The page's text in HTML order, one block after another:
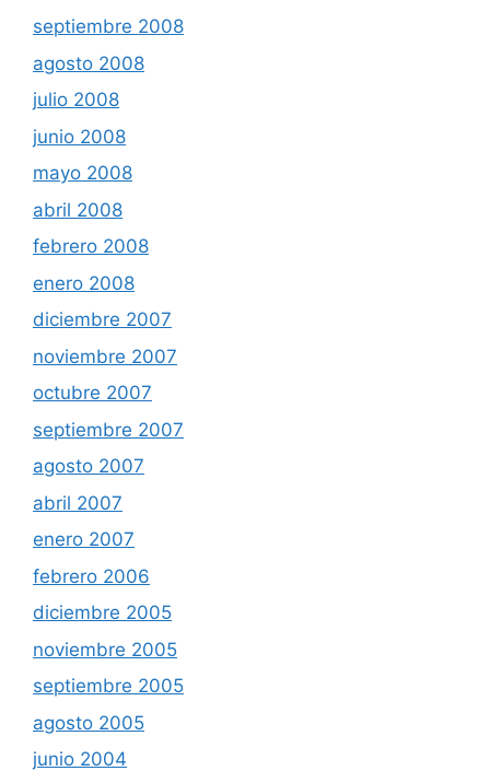
septiembre 2008
agosto 2008
julio 2008
junio 2008
mayo 2008
abril 2008
febrero 2008
enero 2008
diciembre 2007
noviembre 2007
octubre 2007
septiembre 2007
agosto 2007
abril 2007
enero 2007
febrero 2006
diciembre 2005
noviembre 2005
septiembre 2005
agosto 2005
junio 2004